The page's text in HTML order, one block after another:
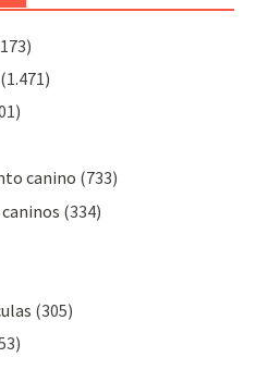
(1.471)
canino (733)
(334)
(305)